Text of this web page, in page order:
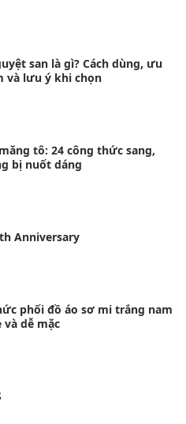
san là gì? Cách dùng, ưu
và lưu ý khi chọn
tô: 24 công thức sang,
bị nuốt dáng
Anniversary
phối đồ áo sơ mi trắng nam
dễ mặc